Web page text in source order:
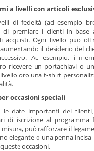
a livelli con articoli
di fedeltà (ad esempio
di premiare i clienti in base
acquisti. Ogni livello può
il desiderio del
Ad esempio, i
ricevere un portachiavi o
oro una t-shirt
occasioni speciali
le date importanti dei
di iscrizione al programma
misura, può rafforzare il
elegante o una penna incisa
occasioni.